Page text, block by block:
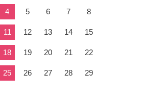
4 5 6 7 8
11 12 13 14 15
18 19 20 21 22
25 26 27 28 29